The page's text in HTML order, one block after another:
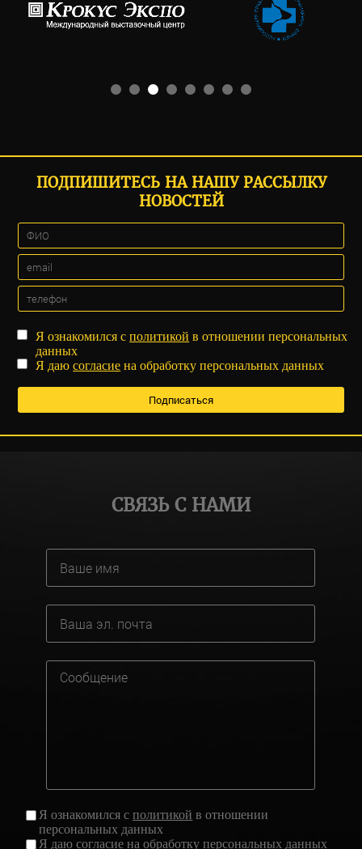
ПОДПИШИТЕСЬ НА НАШУ РАССЫЛКУ
НОВОСТЕЙ
Я ознакомился сполитикой в отношении персональных
данных
Я даюсогласие на обработку персональных данных
СВЯЗЬ С НАМИ
Я ознакомился сполитикой в отношении
персональных данных
Я даюсогласие на обработку персональных данных